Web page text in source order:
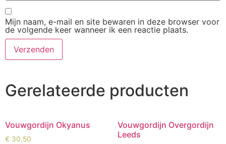
Mijn naam, e-mail en site bewaren in deze browser voor
de volgende keer wanneer ik een reactie plaats.
Gerelateerde producten
Vouwgordijn Okyanus
€ 30,50
Vouwgordijn Overgordijn
Leeds